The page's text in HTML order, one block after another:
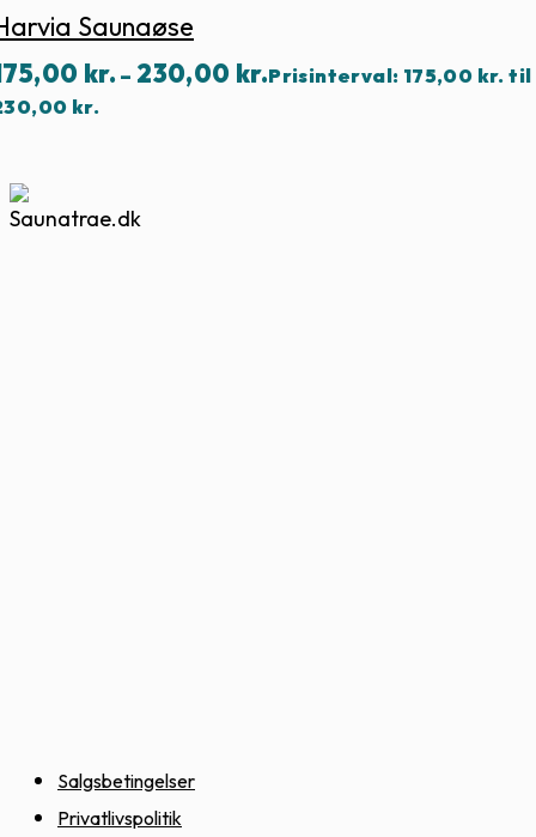
Saunaøse
kr. – 230,00 kr.Prisinterval: 175,00 kr. til
kr.
Salgsbetingelser
Privatlivspolitik